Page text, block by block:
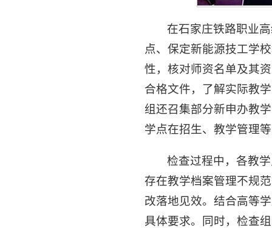
在石家庄铁路职业
点、保定新能源技工学
性，核对师资名单及其
合格文件，了解实际教
组还召集部分新申办教
学点在招生、教学管理
检查过程中，各教
存在教学档案管理不规
改落地见效。结合高等
具体要求。同时，检查